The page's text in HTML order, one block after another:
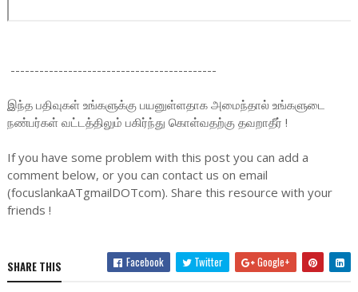
-------------------------------------------
இந்த பதிவுகள் உங்களுக்கு பயனுள்ளதாக அமைந்தால் உங்களுடை
நண்பர்கள் வட்டத்திலும் பகிர்ந்து கொள்வதற்கு தவறாதீர் !
If you have some problem with this post you can add a
comment below, or you can contact us on email
(focuslankaATgmailDOTcom). Share this resource with your
friends !
SHARE THIS Facebook Twitter Google+